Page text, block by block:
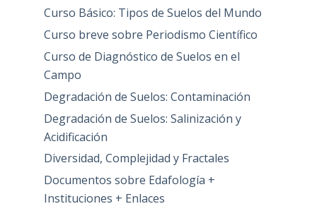
Curso Básico: Tipos de Suelos del Mundo
Curso breve sobre Periodismo Científico
Curso de Diagnóstico de Suelos en el
Campo
Degradación de Suelos: Contaminación
Degradación de Suelos: Salinización y
Acidificación
Diversidad, Complejidad y Fractales
Documentos sobre Edafología +
Instituciones + Enlaces